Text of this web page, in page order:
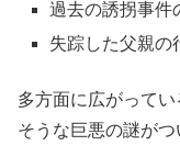
過去の誘拐事件
失踪した父親の
多方面に広がって
そうな巨悪の謎がつ